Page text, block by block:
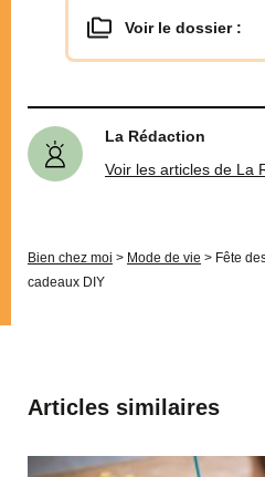
Voir le dossier :
La Rédaction
Voir les articles de La
Bien chez moi > Mode de vie > Fête
cadeaux DIY
Articles similaires